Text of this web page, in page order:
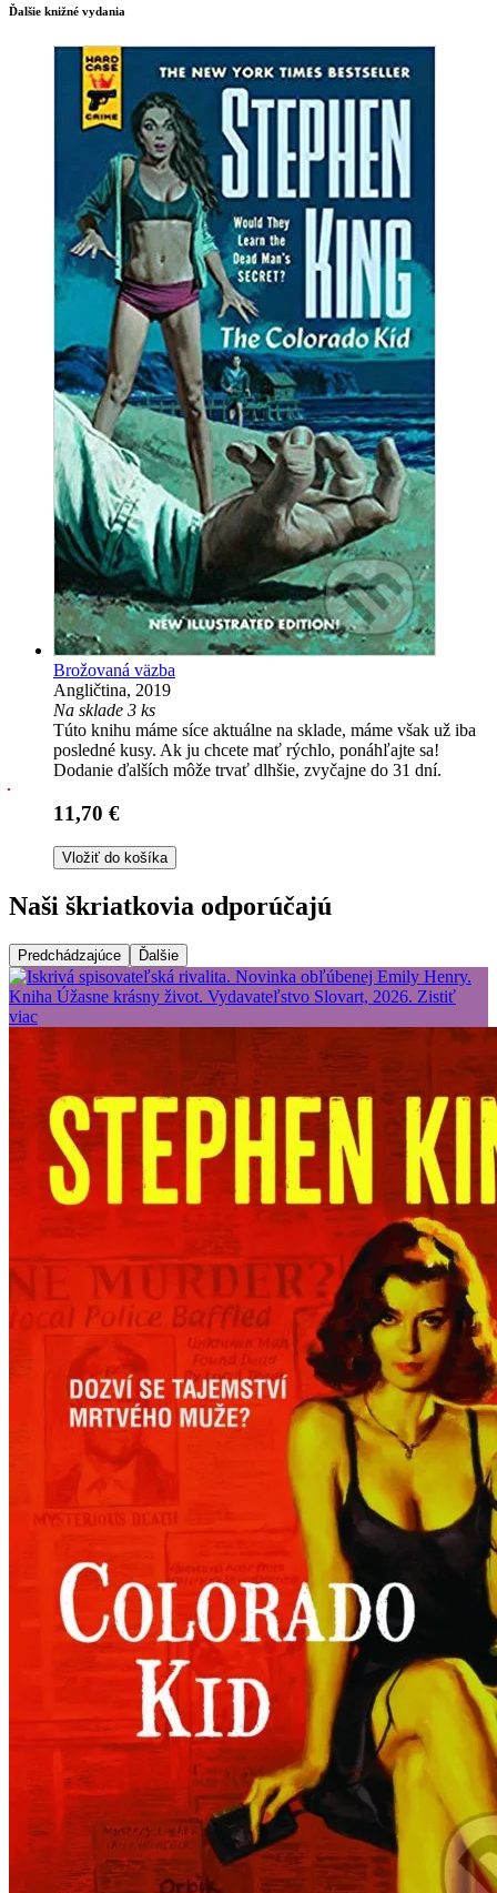
Ďalšie knižné vydania
Brožovaná väzba
Angličtina, 2019
Na sklade 3 ks
Túto knihu máme síce aktuálne na sklade, máme však už iba
posledné kusy. Ak ju chcete mať rýchlo, ponáhľajte sa!
Dodanie ďalších môže trvať dlhšie, zvyčajne do 31 dní.
11,70 €
Vložiť do košíka
Naši škriatkovia odporúčajú
Predchádzajúce Ďalšie